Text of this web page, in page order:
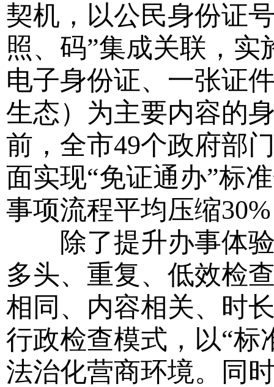
契机，以公民身份证
照、码”集成关联，实
电子身份证、一张证
生态）为主要内容的
前，全市49个政府部
面实现“免证通办”标
事项流程平均压缩
除了提升办事体验
多头、重复、低效检
相同、内容相关、时
行政检查模式，以“标
法治化营商环境。同